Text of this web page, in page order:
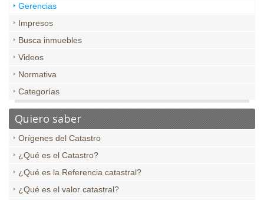
Gerencias
Impresos
Busca inmuebles
Videos
Normativa
Categorías
Quiero saber
Orígenes del Catastro
¿Qué es el Catastro?
¿Qué es la Referencia catastral?
¿Qué es el valor catastral?